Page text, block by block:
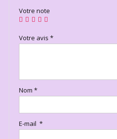
Votre note
Votre avis *
Nom *
E-mail *